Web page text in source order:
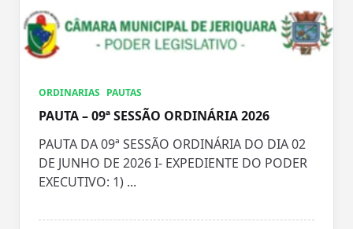
ORDINARIAS PAUTAS
PAUTA – 09ª SESSÃO ORDINÁRIA 2026
PAUTA DA 09ª SESSÃO ORDINÁRIA DO DIA 02
DE JUNHO DE 2026 I- EXPEDIENTE DO PODER
EXECUTIVO: 1) ...